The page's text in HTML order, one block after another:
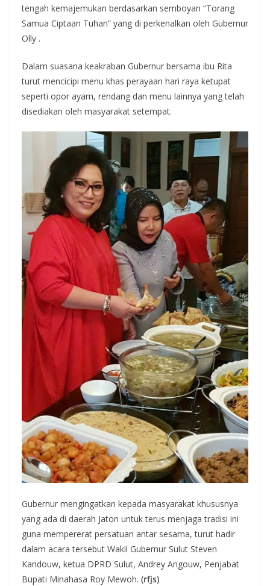
tengah kemajemukan berdasarkan semboyan “Torang
Samua Ciptaan Tuhan” yang di perkenalkan oleh Gubernur
Olly .
Dalam suasana keakraban Gubernur bersama ibu Rita
turut mencicipi menu khas perayaan hari raya ketupat
seperti opor ayam, rendang dan menu lainnya yang telah
disediakan oleh masyarakat setempat.
Gubernur mengingatkan kepada masyarakat khususnya
yang ada di daerah Jaton untuk terus menjaga tradisi ini
guna mempererat persatuan antar sesama, turut hadir
dalam acara tersebut Wakil Gubernur Sulut Steven
Kandouw, ketua DPRD Sulut, Andrey Angouw, Penjabat
Bupati Minahasa Roy Mewoh. (rfjs)